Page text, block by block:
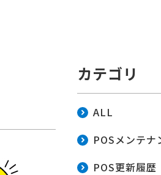
カテゴリ
ALL
POSメンテナ
POS更新履歴